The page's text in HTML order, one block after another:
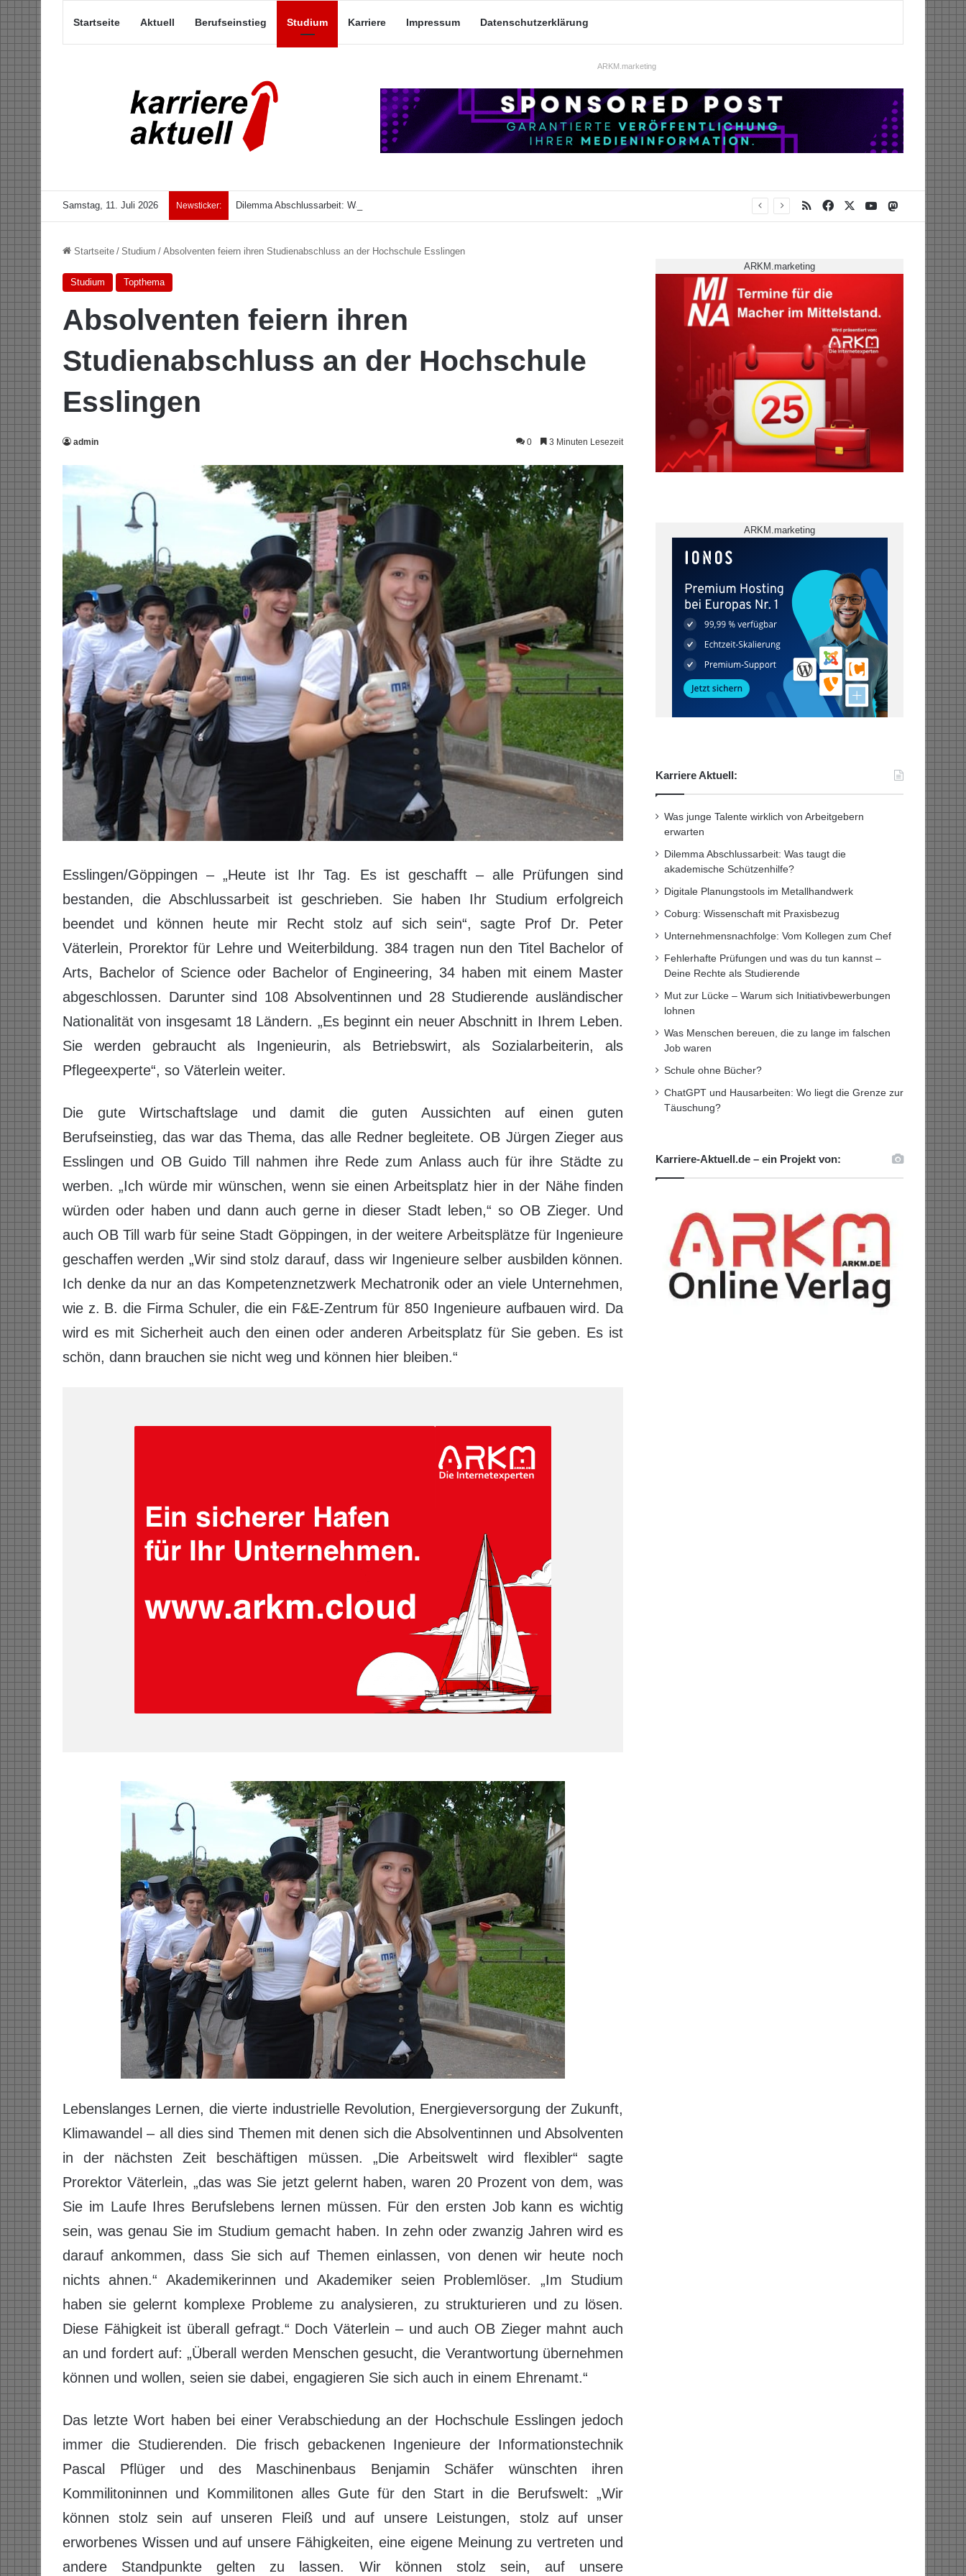
Startseite Aktuell Berufseinstieg Studium Karriere Impressum Datenschutzerklärung
ARKM.marketing
Samstag, 11. Juli 2026 Newsticker: Dilemma Abschlussarbeit: Was taugt die akademische Schützenhilfe? RSS Facebook YouTubeMastodon
Startseite / Studium / Absolventen feiern ihren Studienabschluss an der Hochschule Esslingen
Studium Topthema
Absolventen feiern ihren
Studienabschluss an der Hochschule
Esslingen
admin 0 3 Minuten Lesezeit
Esslingen/Göppingen – „Heute ist Ihr Tag. Es ist geschafft – alle Prüfungen sind
bestanden, die Abschlussarbeit ist geschrieben. Sie haben Ihr Studium erfolgreich
beendet und können heute mir Recht stolz auf sich sein“, sagte Prof Dr. Peter
Väterlein, Prorektor für Lehre und Weiterbildung. 384 tragen nun den Titel Bachelor of
Arts, Bachelor of Science oder Bachelor of Engineering, 34 haben mit einem Master
abgeschlossen. Darunter sind 108 Absolventinnen und 28 Studierende ausländischer
Nationalität von insgesamt 18 Ländern. „Es beginnt ein neuer Abschnitt in Ihrem Leben.
Sie werden gebraucht als Ingenieurin, als Betriebswirt, als Sozialarbeiterin, als
Pflegeexperte“, so Väterlein weiter.
Die gute Wirtschaftslage und damit die guten Aussichten auf einen guten
Berufseinstieg, das war das Thema, das alle Redner begleitete. OB Jürgen Zieger aus
Esslingen und OB Guido Till nahmen ihre Rede zum Anlass auch für ihre Städte zu
werben. „Ich würde mir wünschen, wenn sie einen Arbeitsplatz hier in der Nähe finden
würden oder haben und dann auch gerne in dieser Stadt leben,“ so OB Zieger. Und
auch OB Till warb für seine Stadt Göppingen, in der weitere Arbeitsplätze für Ingenieure
geschaffen werden „Wir sind stolz darauf, dass wir Ingenieure selber ausbilden können.
Ich denke da nur an das Kompetenznetzwerk Mechatronik oder an viele Unternehmen,
wie z. B. die Firma Schuler, die ein F&E-Zentrum für 850 Ingenieure aufbauen wird. Da
wird es mit Sicherheit auch den einen oder anderen Arbeitsplatz für Sie geben. Es ist
schön, dann brauchen sie nicht weg und können hier bleiben.“
Lebenslanges Lernen, die vierte industrielle Revolution, Energieversorgung der Zukunft,
Klimawandel – all dies sind Themen mit denen sich die Absolventinnen und Absolventen
in der nächsten Zeit beschäftigen müssen. „Die Arbeitswelt wird flexibler“ sagte
Prorektor Väterlein, „das was Sie jetzt gelernt haben, waren 20 Prozent von dem, was
Sie im Laufe Ihres Berufslebens lernen müssen. Für den ersten Job kann es wichtig
sein, was genau Sie im Studium gemacht haben. In zehn oder zwanzig Jahren wird es
darauf ankommen, dass Sie sich auf Themen einlassen, von denen wir heute noch
nichts ahnen.“ Akademikerinnen und Akademiker seien Problemlöser. „Im Studium
haben sie gelernt komplexe Probleme zu analysieren, zu strukturieren und zu lösen.
Diese Fähigkeit ist überall gefragt.“ Doch Väterlein – und auch OB Zieger mahnt auch
an und fordert auf: „Überall werden Menschen gesucht, die Verantwortung übernehmen
können und wollen, seien sie dabei, engagieren Sie sich auch in einem Ehrenamt.“
Das letzte Wort haben bei einer Verabschiedung an der Hochschule Esslingen jedoch
immer die Studierenden. Die frisch gebackenen Ingenieure der Informationstechnik
Pascal Pflüger und des Maschinenbaus Benjamin Schäfer wünschten ihren
Kommilitoninnen und Kommilitonen alles Gute für den Start in die Berufswelt: „Wir
können stolz sein auf unseren Fleiß und auf unsere Leistungen, stolz auf unser
erworbenes Wissen und auf unsere Fähigkeiten, eine eigene Meinung zu vertreten und
andere Standpunkte gelten zu lassen. Wir können stolz sein, auf unsere
ARKM.marketing
ARKM.marketing
Karriere Aktuell:
Was junge Talente wirklich von Arbeitgebern
erwarten
Dilemma Abschlussarbeit: Was taugt die
akademische Schützenhilfe?
Digitale Planungstools im Metallhandwerk
Coburg: Wissenschaft mit Praxisbezug
Unternehmensnachfolge: Vom Kollegen zum Chef
Fehlerhafte Prüfungen und was du tun kannst –
Deine Rechte als Studierende
Mut zur Lücke – Warum sich Initiativbewerbungen
lohnen
Was Menschen bereuen, die zu lange im falschen
Job waren
Schule ohne Bücher?
ChatGPT und Hausarbeiten: Wo liegt die Grenze zur
Täuschung?
Karriere-Aktuell.de – ein Projekt von: